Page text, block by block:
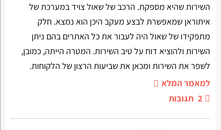
השירות שהיא מספקת. הרכב של שאול צויד במערכת של
איתוראן שמאפשרת לבצע מעקב היכן הוא נמצא. חלק
מתפקידו של שאול היה לעבור את כל האתרים בהם ניתן
השירות ולהוציא דוח על טיב השירות. המטרה הייתה, כמובן,
לשפר את השירות ומכאן את שביעות הרצון של הלקוחות.
למאמר המלא
2 תגובות